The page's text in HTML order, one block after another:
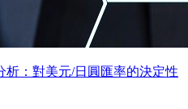
析：對美元/日圓匯率的決定性